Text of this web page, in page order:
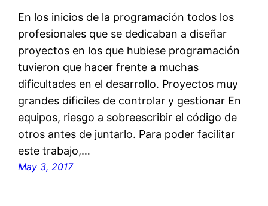
En los inicios de la programación todos los
profesionales que se dedicaban a diseñar
proyectos en los que hubiese programación
tuvieron que hacer frente a muchas
dificultades en el desarrollo. Proyectos muy
grandes dificiles de controlar y gestionar En
equipos, riesgo a sobreescribir el código de
otros antes de juntarlo. Para poder facilitar
este trabajo,…
May 3, 2017